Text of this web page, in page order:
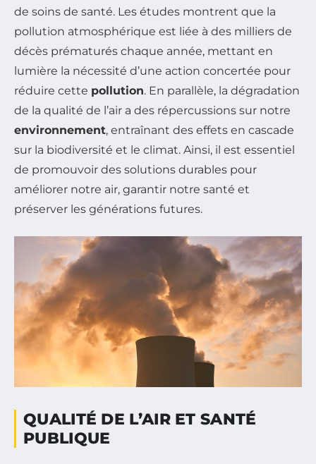
de soins de santé. Les études montrent que la
pollution atmosphérique est liée à des milliers de
décès prématurés chaque année, mettant en
lumière la nécessité d’une action concertée pour
réduire cette pollution. En parallèle, la dégradation
de la qualité de l’air a des répercussions sur notre
environnement, entraînant des effets en cascade
sur la biodiversité et le climat. Ainsi, il est essentiel
de promouvoir des solutions durables pour
améliorer notre air, garantir notre santé et
préserver les générations futures.
QUALITÉ DE L’AIR ET SANTÉ
PUBLIQUE